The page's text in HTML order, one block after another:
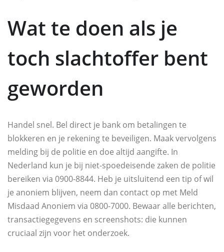
Wat te doen als je
toch slachtoffer bent
geworden
Handel snel. Bel direct je bank om betalingen te
blokkeren en je rekening te beveiligen. Maak vervolgens
melding bij de politie en doe altijd aangifte. In
Nederland kun je bij niet-spoedeisende zaken de politie
bereiken via 0900-8844. Heb je uitsluitend een tip of wil
je anoniem blijven, neem dan contact op met Meld
Misdaad Anoniem via 0800-7000. Bewaar alle berichten,
transactiegegevens en screenshots: die kunnen
cruciaal zijn voor het onderzoek.